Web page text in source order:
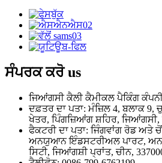
ਸੰਪਰਕ ਕਰੋus
ਜਿਆਂਗਸੀ ਕੈਲੀ ਕੈਮੀਕਲ ਪੈਕਿੰਗ
ਦਫ਼ਤਰ ਦਾ ਪਤਾ: ਮੰਜ਼ਿਲ 4, ਬਲਾਕ
ਖੇਤਰ, ਪਿੰਗਜ਼ਿਆਂਗ ਸ਼ਹਿਰ, ਜਿਆਂਗਸੀ,
ਫੈਕਟਰੀ ਦਾ ਪਤਾ: ਜਿੰਗਵਾਂਗ ਰੋਡ ਅਤੇ
ਅਨਯੁਆਨ ਇੰਡਸਟਰੀਅਲ ਪਾਰਟ,
ਸਿਟੀ, ਜਿਆਂਗਸ਼ੀ ਪ੍ਰਾਂਤ, ਚੀਨ,